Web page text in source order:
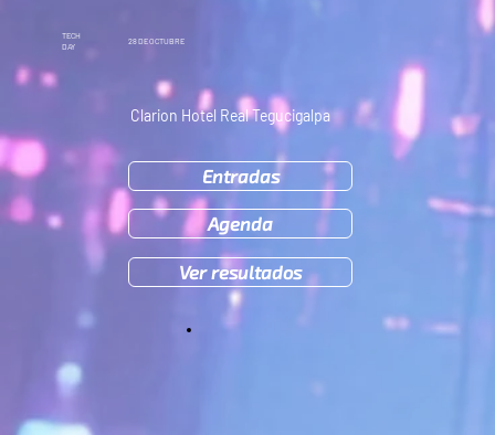
TECH
DAY
28DE OCTUBRE
Clarion Hotel Real Tegucigalpa
Entradas
Agenda
Ver resultados